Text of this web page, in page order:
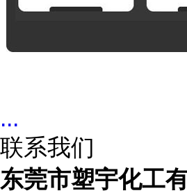
...
联系我们
东莞市塑宇化工